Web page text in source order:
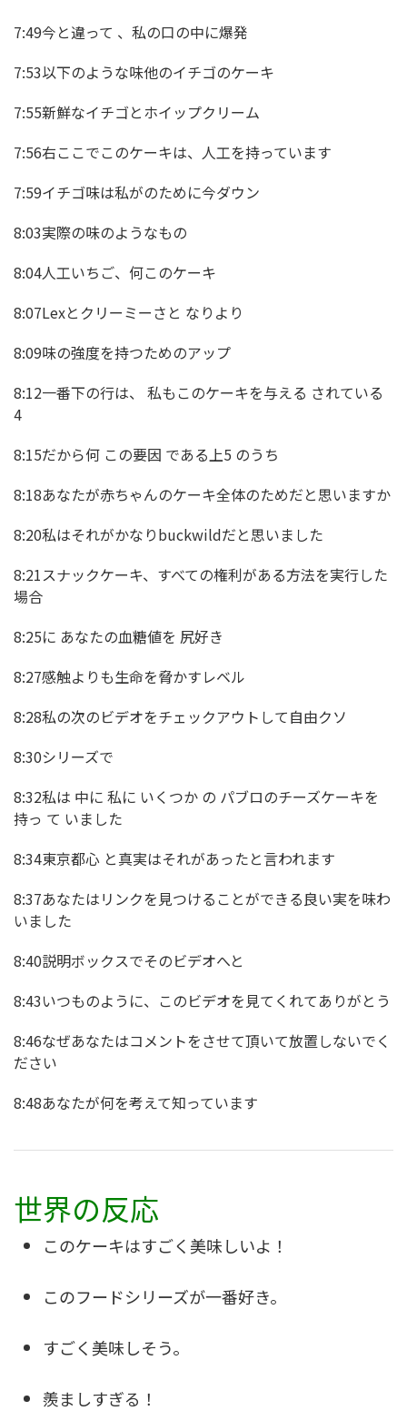
7:49今と違って 、私の口の中に爆発
7:53以下のような味他のイチゴのケーキ
7:55新鮮なイチゴとホイップクリーム
7:56右ここでこのケーキは、人工を持っています
7:59イチゴ味は私がのために今ダウン
8:03実際の味のようなもの
8:04人工いちご、何このケーキ
8:07Lexとクリーミーさと なりより
8:09味の強度を持つためのアップ
8:12一番下の行は、 私もこのケーキを与える されている
4
8:15だから何 この要因 である上5 のうち
8:18あなたが赤ちゃんのケーキ全体のためだと思いますか
8:20私はそれがかなりbuckwildだと思いました
8:21スナックケーキ、すべての権利がある方法を実行した
場合
8:25に あなたの血糖値を 尻好き
8:27感触よりも生命を脅かすレベル
8:28私の次のビデオをチェックアウトして自由クソ
8:30シリーズで
8:32私は 中に 私に いくつか の パブロのチーズケーキを
持っ て いました
8:34東京都心 と真実はそれがあったと言われます
8:37あなたはリンクを見つけることができる良い実を味わ
いました
8:40説明ボックスでそのビデオへと
8:43いつものように、このビデオを見てくれてありがとう
8:46なぜあなたはコメントをさせて頂いて放置しないでく
ださい
8:48あなたが何を考えて知っています
世界の反応
このケーキはすごく美味しいよ！
このフードシリーズが一番好き。
すごく美味しそう。
羨ましすぎる！